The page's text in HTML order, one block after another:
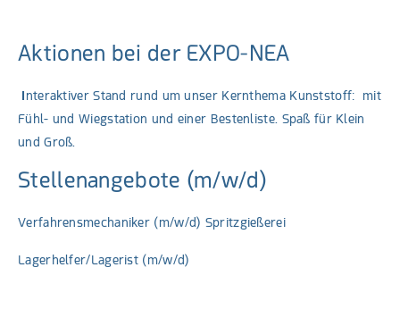
Aktionen bei der EXPO-NEA
Interaktiver Stand rund um unser Kernthema Kunststoff: mit
Fühl- und Wiegstation und einer Bestenliste. Spaß für Klein
und Groß.
Stellenangebote (m/w/d)
Verfahrensmechaniker (m/w/d) Spritzgießerei
Lagerhelfer/Lagerist (m/w/d)